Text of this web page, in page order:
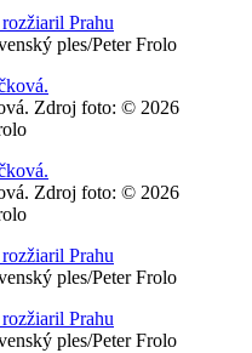
ples/Peter Frolo
Zdroj foto: © 2026
Zdroj foto: © 2026
ples/Peter Frolo
ples/Peter Frolo